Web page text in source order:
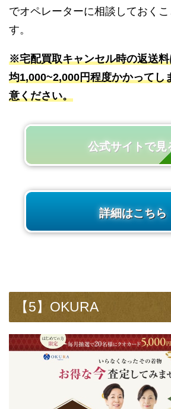
でオペレーターに相談しておく
す。
※宅配買取キャンセル時の返送
均1,000~2,000円程度かかってし
意ください。
公式サイトで見
詳細はこちら
【5】OKURA